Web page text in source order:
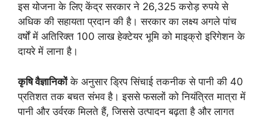
इस योजना के लिए केंद्र सरकार ने 26,325 करोड़ रुपये से
अधिक की सहायता प्रदान की है। सरकार का लक्ष्य अगले पांच
वर्षों में अतिरिक्त 100 लाख हेक्टेयर भूमि को माइक्रो इरिगेशन के
दायरे में लाना है।
कृषि वैज्ञानिकोंके अनुसार ड्रिप सिंचाई तकनीक से पानी की 40
प्रतिशत तक बचत संभव है। इससे फसलों को नियंत्रित मात्रा में
पानी और उर्वरक मिलते हैं, जिससे उत्पादन बढ़ता है और लागत